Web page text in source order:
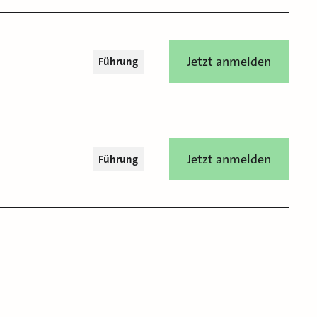
Führung Jetzt anmelden
Führung Jetzt anmelden